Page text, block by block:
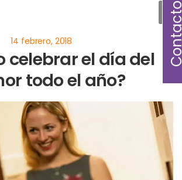
celebrar el día del
todo el año?